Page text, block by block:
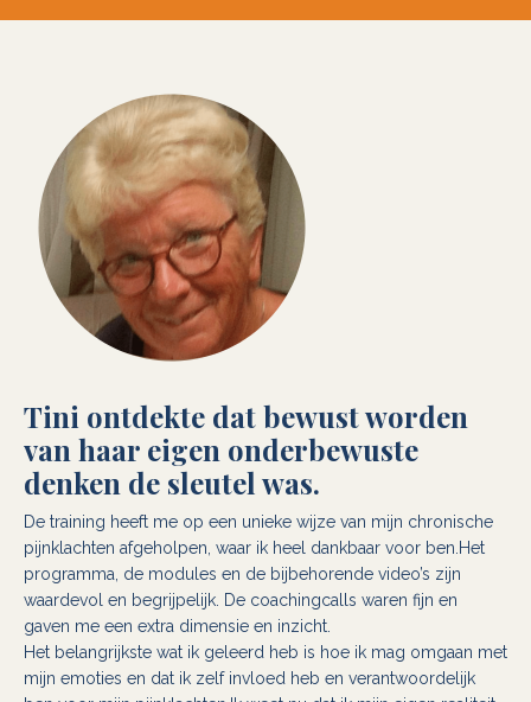
Tini ontdekte dat bewust worden
van haar eigen onderbewuste
denken de sleutel was.
De training heeft me op een unieke wijze van mijn chronische
pijnklachten afgeholpen, waar ik heel dankbaar voor ben.Het
programma, de modules en de bijbehorende video’s zijn
waardevol en begrijpelijk. De coachingcalls waren fijn en
gaven me een extra dimensie en inzicht.
Het belangrijkste wat ik geleerd heb is hoe ik mag omgaan met
mijn emoties en dat ik zelf invloed heb en verantwoordelijk